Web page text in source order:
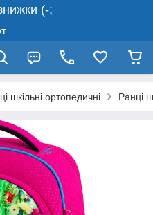
(-;
шкільні ортопедичні Ранці